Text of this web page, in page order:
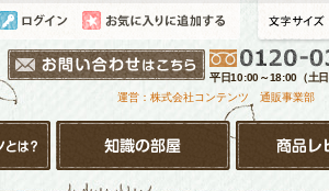
平日10:00～18:00（土日
運営：株式会社コンテンツ 通販事業部